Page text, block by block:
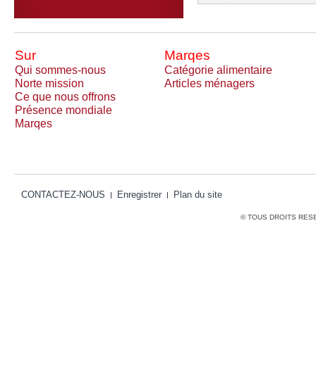
Sur Marqes
Qui sommes-nous
Catégorie alimentaire
Norte mission
Articles ménagers
Ce que nous offrons
Présence mondiale
Marqes
CONTACTEZ-NOUS Enregistrer Plan du site
© TOUS DROITS